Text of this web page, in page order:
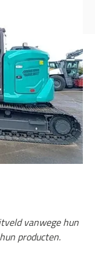
vanwege hun
producten.